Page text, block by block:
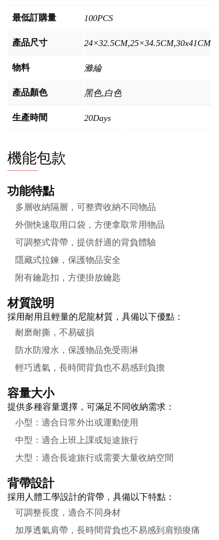
最低訂購量 100PCS
產品尺寸 24×32.5CM,25×34.5CM,30x41CM
物料 滌綸
產品顏色 黑色,白色
生產時間 20Days
機能包款
功能特點
多層收納隔層，可整齊收納不同物品
外側快速取用口袋，方便拿取常用物品
可調整式背帶，提供舒適的背負體驗
隱藏式拉鍊，保護物品安全
附有鑰匙扣，方便掛放鑰匙
材質說明
採用耐用且輕量的尼龍材質，具備以下優點：
耐磨耐撕，不易破損
防水防潑水，保護物品免受雨淋
輕巧透氣，長時間背負也不易感到負擔
容量大小
提供多種容量選擇，可滿足不同收納需求：
小型：適合日常外出或運動使用
中型：適合上班上課或短途旅行
大型：適合長途旅行或需要大量收納空間
背帶設計
採用人體工學設計的背帶，具備以下特點：
可調整長度，適合不同身材
加厚透氣肩帶，長時間背負也不易感到肩頸痠痛